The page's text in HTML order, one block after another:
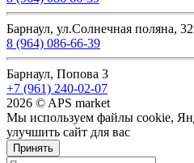
Барнаул, ул.Солнечная поляна,
8 (964) 086-66-39
Барнаул, Попова 3
+7 (961) 240-02-07
2026 © APS market
Мы используем файлы cookie,
улучшить сайт для вас
Принять